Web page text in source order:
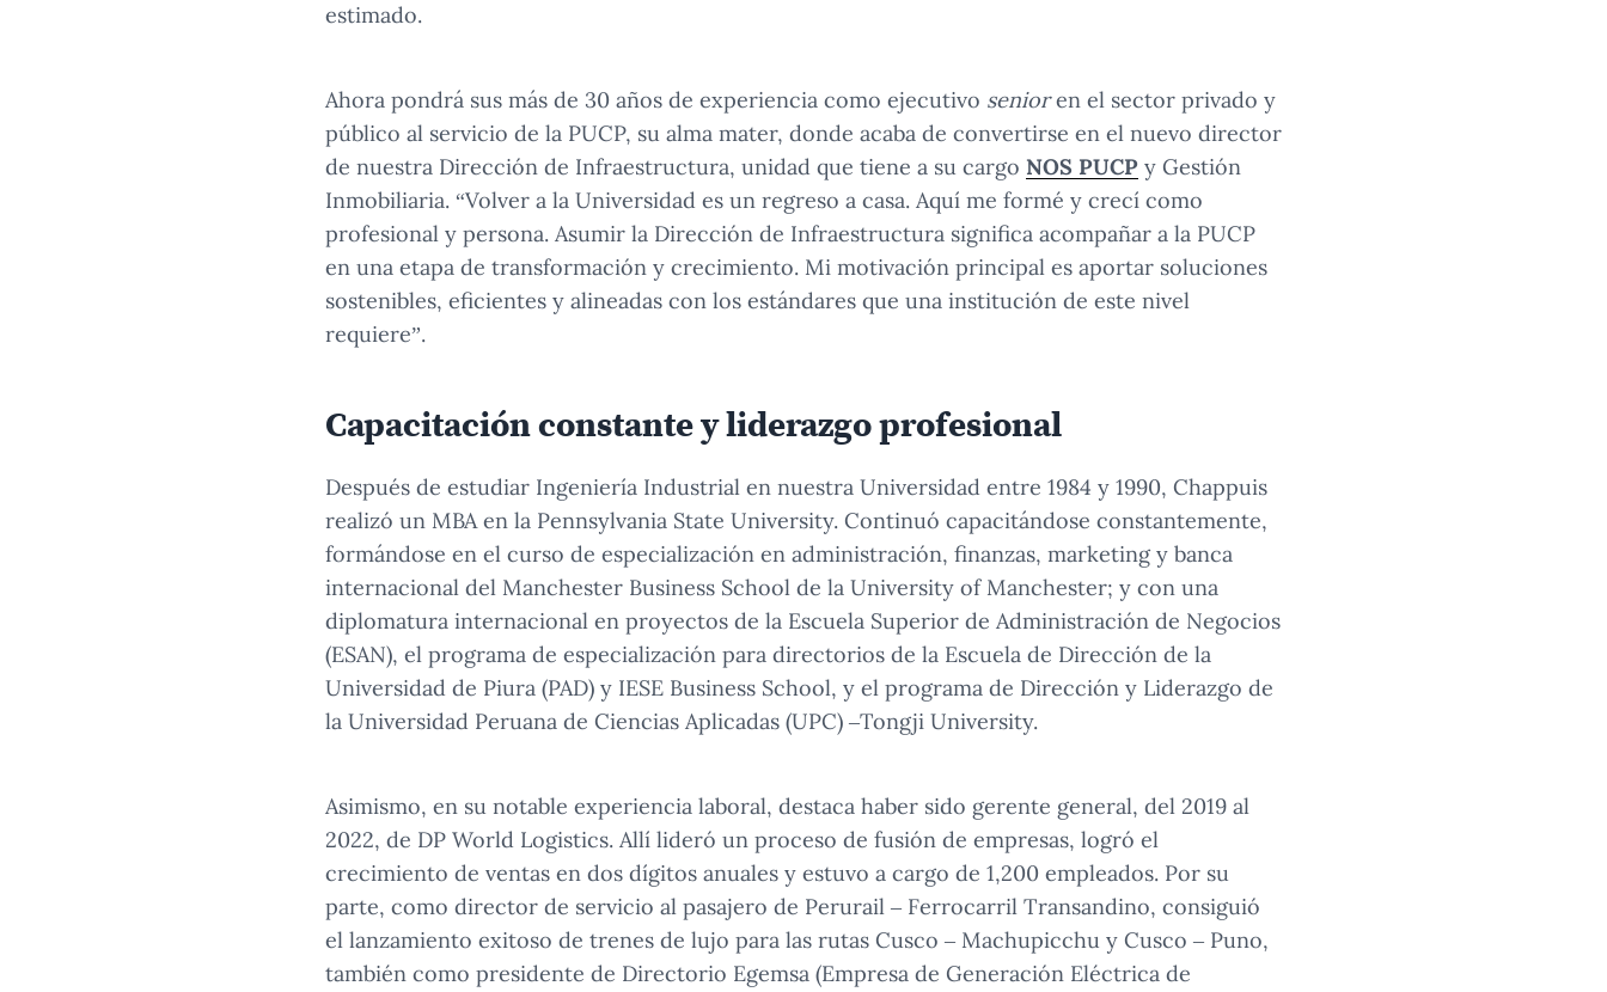
estimado.
Ahora pondrá sus más de 30 años de experiencia como ejecutivo senioren el sector privado y
público al servicio de la PUCP, su alma mater, donde acaba de convertirse en el nuevo director
de nuestra Dirección de Infraestructura, unidad que tiene a su cargo NOS PUCP y Gestión
Inmobiliaria. “Volver a la Universidad es un regreso a casa. Aquí me formé y crecí como
profesional y persona. Asumir la Dirección de Infraestructura significa acompañar a la PUCP
en una etapa de transformación y crecimiento. Mi motivación principal es aportar soluciones
sostenibles, eficientes y alineadas con los estándares que una institución de este nivel
requiere”.
Capacitación constante y liderazgo profesional
Después de estudiar Ingeniería Industrial en nuestra Universidad entre 1984 y 1990, Chappuis
realizó un MBA en la Pennsylvania State University. Continuó capacitándose constantemente,
formándose en el curso de especialización en administración, finanzas, marketing y banca
internacional del Manchester Business School de la University of Manchester; y con una
diplomatura internacional en proyectos de la Escuela Superior de Administración de Negocios
(ESAN), el programa de especialización para directorios de la Escuela de Dirección de la
Universidad de Piura (PAD) y IESE Business School, y el programa de Dirección y Liderazgo de
la Universidad Peruana de Ciencias Aplicadas (UPC) –Tongji University.
Asimismo, en su notable experiencia laboral, destaca haber sido gerente general, del 2019 al
2022, de DP World Logistics. Allí lideró un proceso de fusión de empresas, logró el
crecimiento de ventas en dos dígitos anuales y estuvo a cargo de 1,200 empleados. Por su
parte, como director de servicio al pasajero de Perurail – Ferrocarril Transandino, consiguió
el lanzamiento exitoso de trenes de lujo para las rutas Cusco – Machupicchu y Cusco – Puno,
también como presidente de Directorio Egemsa (Empresa de Generación Eléctrica de